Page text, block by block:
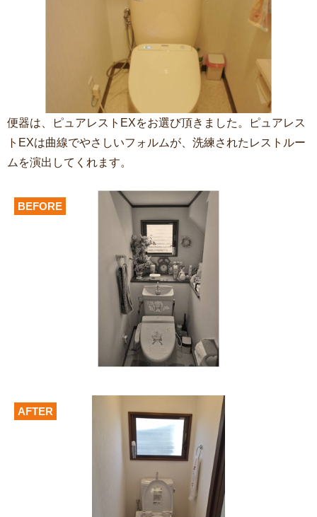
便器は、ピュアレストEXをお選び頂きました。ピュアレス
トEXは曲線でやさしいフォルムが、洗練されたレストルー
ムを演出してくれます。
BEFORE
AFTER